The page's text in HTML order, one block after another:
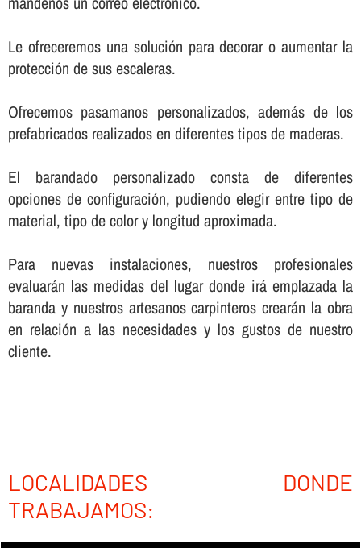
Le ofreceremos una solución para decorar o aumentar la
protección de sus escaleras.
Ofrecemos pasamanos personalizados, además de los
prefabricados realizados en diferentes tipos de maderas.
El barandado personalizado consta de diferentes
opciones de configuración, pudiendo elegir entre tipo de
material, tipo de color y longitud aproximada.
Para nuevas instalaciones, nuestros profesionales
evaluarán las medidas del lugar donde irá emplazada la
baranda y nuestros artesanos carpinteros crearán la obra
en relación a las necesidades y los gustos de nuestro
cliente.
LOCALIDADES DONDE
TRABAJAMOS: